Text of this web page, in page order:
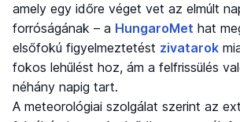
amely egy időre véget vet az elmúlt
forróságának – a HungaroMet hat
elsőfokú figyelmeztetést zivatarok
fokos lehűlést hoz, ám a felfrissülés
néhány napig tart.
A meteorológiai szolgálat szerint az